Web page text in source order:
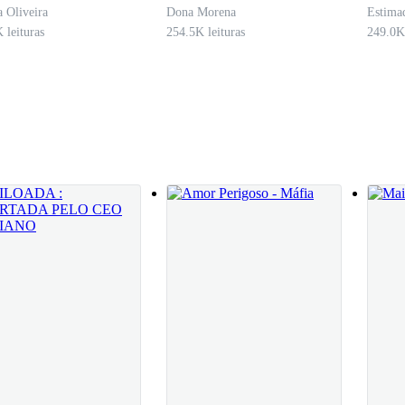
Oliveira
leituras
Dona Morena
254.5K leituras